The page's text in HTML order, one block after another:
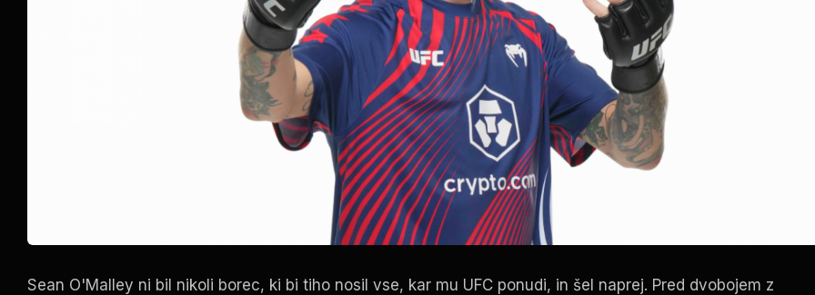
Sean O'Malley ni bil nikoli borec, ki bi tiho nosil vse, kar mu UFC ponudi, in šel naprej. Pred dvobojem z